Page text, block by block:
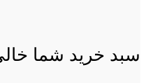
سبد خرید شما